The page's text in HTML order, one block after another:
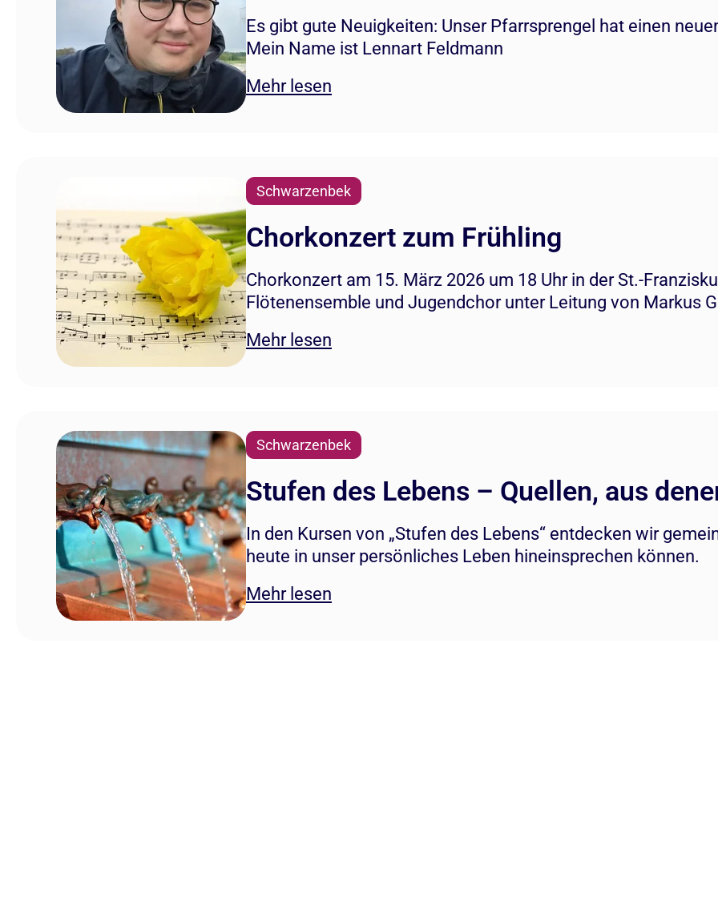
Es gibt gute Neuigkeiten: Unser Pfarrsprengel hat einen
Mein Name ist Lennart Feldmann
Mehr lesen
Schwarzenbek
Chorkonzert zum Frühling
Chorkonzert am 15. März 2026 um 18 Uhr in der St.-
Flötenensemble und Jugendchor unter Leitung von Markus
Mehr lesen
Schwarzenbek
Stufen des Lebens – Quellen, aus
In den Kursen von „Stufen des Lebens“ entdecken wir
heute in unser persönliches Leben hineinsprechen können.
Mehr lesen